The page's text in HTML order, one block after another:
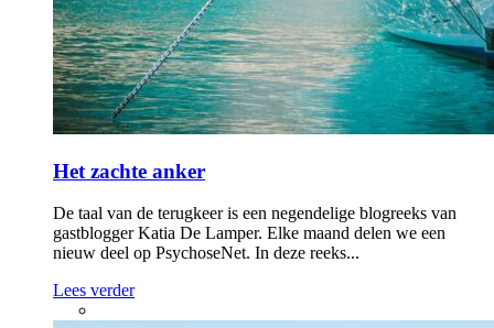
Het zachte anker
De taal van de terugkeer is een negendelige blogreeks van
gastblogger Katia De Lamper. Elke maand delen we een
nieuw deel op PsychoseNet. In deze reeks...
Lees verder